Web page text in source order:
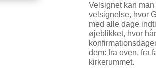
Velsignet kan
velsignelse, hvor
med alle dage
øjeblikket, hvor
dem: fra oven, fra
kirkerummet.